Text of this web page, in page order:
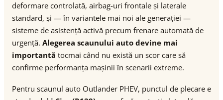
deformare controlată, airbag-uri frontale și laterale
standard, și — în variantele mai noi ale generației —
sisteme de asistență activă precum frenare automată de
urgență. Alegerea scaunului auto devine mai
importantă tocmai când nu există un scor care să
confirme performanța mașinii în scenarii extreme.
Pentru scaunul auto Outlander PHEV, punctul de plecare e